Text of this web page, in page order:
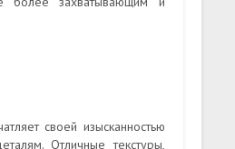
своей изысканностью
Отличные текстуры,